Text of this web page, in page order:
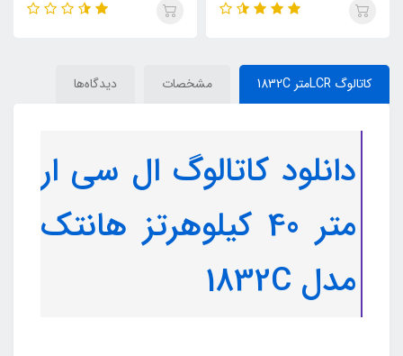
کاتالوگ LCRمتر 1832C مشخصات دیدگاه‌ها
دانلود کاتالوگ ال سی ار
متر 40 کیلوهرتز هانتک
مدل 1832C